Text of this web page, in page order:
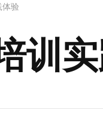
体验
训